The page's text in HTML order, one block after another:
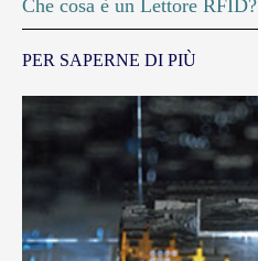
Che cosa è un Lettore RFID?
PER SAPERNE DI PIÙ